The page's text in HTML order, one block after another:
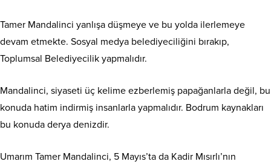
Tamer Mandalinci yanlışa düşmeye ve bu yolda ilerlemeye
devam etmekte. Sosyal medya belediyeciliğini bırakıp,
Toplumsal Belediyecilik yapmalıdır.
Mandalinci, siyaseti üç kelime ezberlemiş papağanlarla değil, bu
konuda hatim indirmiş insanlarla yapmalıdır. Bodrum kaynakları
bu konuda derya denizdir.
Umarım Tamer Mandalinci, 5 Mayıs’ta da Kadir Mısırlı’nın